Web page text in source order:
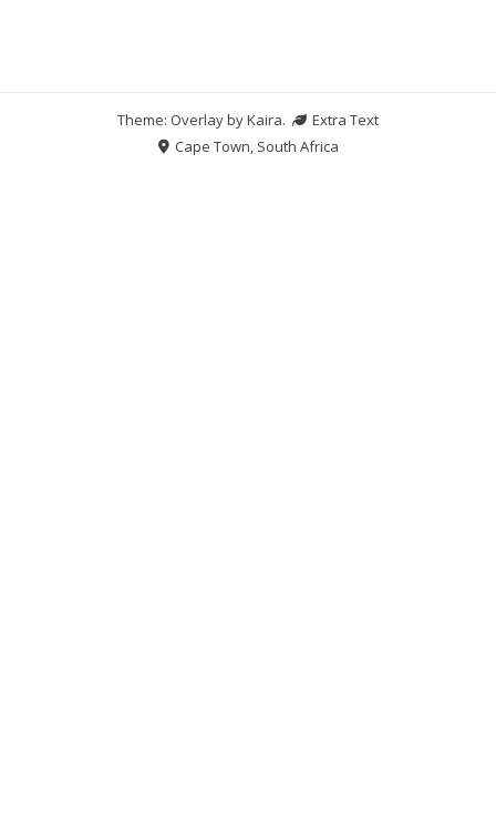
Theme: Overlay byKaira.
Extra Text
Cape Town, South Africa